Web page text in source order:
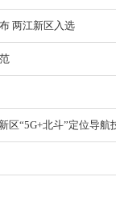
两江新区入选
“5G+北斗”定位导航